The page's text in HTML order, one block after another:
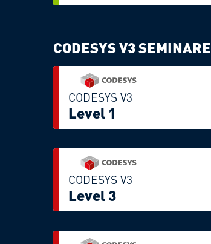
CODESYS V3 SEMINARE
CODESYS V3
Level 1
CODESYS V3
Level 3